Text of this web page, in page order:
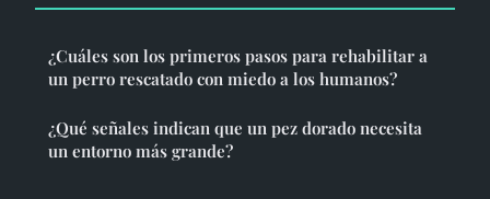
¿Cuáles son los primeros pasos para rehabilitar a
un perro rescatado con miedo a los humanos?
¿Qué señales indican que un pez dorado necesita
un entorno más grande?